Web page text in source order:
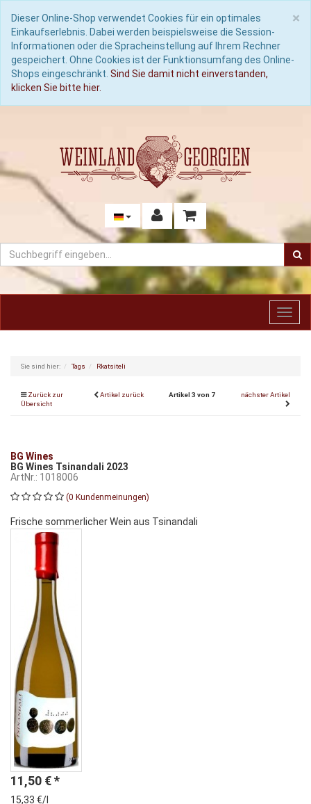
×
Dieser Online-Shop verwendet Cookies für ein optimales
Einkaufserlebnis. Dabei werden beispielsweise die Session-
Informationen oder die Spracheinstellung auf Ihrem Rechner
gespeichert. Ohne Cookies ist der Funktionsumfang des Online-
Shops eingeschränkt. Sind Sie damit nicht einverstanden,
klicken Sie bitte hier.
Sie sind hier: Tags Rkatsiteli
Zurück zur
Übersicht
Artikel zurück Artikel 3 von 7 nächster Artikel
BG Wines
BG Wines Tsinandali 2023
ArtNr.: 1018006
(0 Kundenmeinungen)
Frische sommerlicher Wein aus Tsinandali
11,50 €*
15,33 €/l